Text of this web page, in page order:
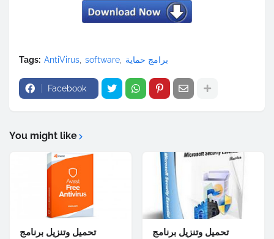
Tags: AntiVirus software برامج حماية
Facebook
You might like
تحميل وتنزيل برنامج
تحميل وتنزيل برنامج